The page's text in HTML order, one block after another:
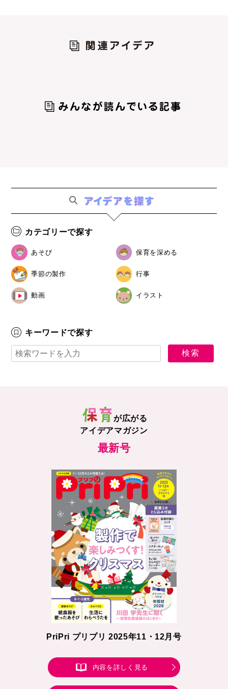
カテゴリーで探す
あそび 保育を深める
季節の製作 行事
動画 イラスト
キーワードで探す
が広がる
アイデアマガジン
最新号
PriPri プリプリ 2025年11・12月号
内容を詳しく見る